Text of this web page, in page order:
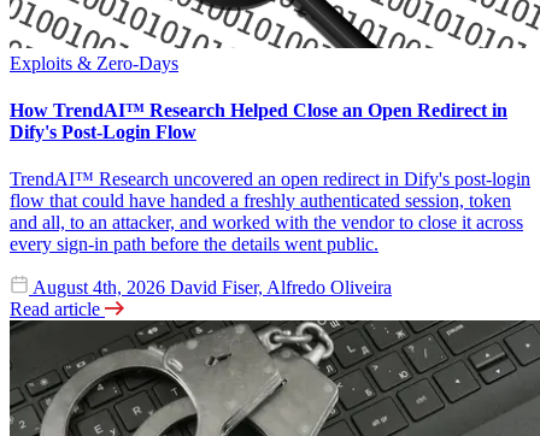
Exploits & Zero-Days
How TrendAI™ Research Helped Close an Open Redirect in
Dify's Post-Login Flow
TrendAI™ Research uncovered an open redirect in Dify's post-login
flow that could have handed a freshly authenticated session, token
and all, to an attacker, and worked with the vendor to close it across
every sign-in path before the details went public.
August 4th, 2026 David Fiser, Alfredo Oliveira
Read article